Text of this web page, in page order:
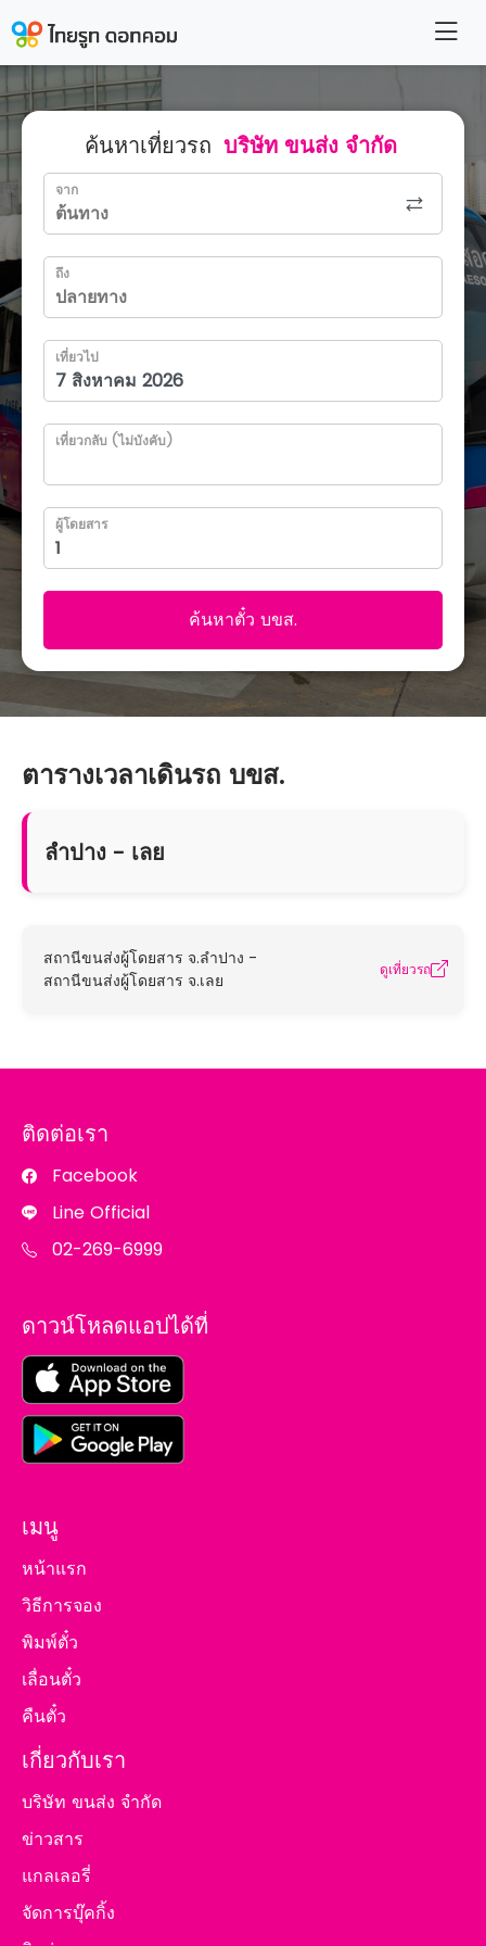
ค้นหาเที่ยวรถ บริษัท ขนส่ง จำกัด
จาก
ถึง
เที่ยวไป
เที่ยวกลับ (ไม่บังคับ)
ผู้โดยสาร
ค้นหาตั๋ว บขส.
ตารางเวลาเดินรถ บขส.
ลำปาง - เลย
สถานีขนส่งผู้โดยสาร จ.ลำปาง -
สถานีขนส่งผู้โดยสาร จ.เลย
ดูเที่ยวรถ
ติดต่อเรา
Facebook
Line Official
02-269-6999
ดาวน์โหลดแอปได้ที่
เมนู
หน้าแรก
วิธีการจอง
พิมพ์ตั๋ว
เลื่อนตั๋ว
คืนตั๋ว
เกี่ยวกับเรา
บริษัท ขนส่ง จำกัด
ข่าวสาร
แกลเลอรี่
จัดการบุ๊คกิ้ง